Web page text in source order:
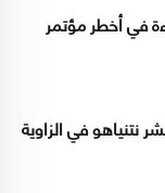
في أخطر مؤتمر
نتنياهو في الزاوية